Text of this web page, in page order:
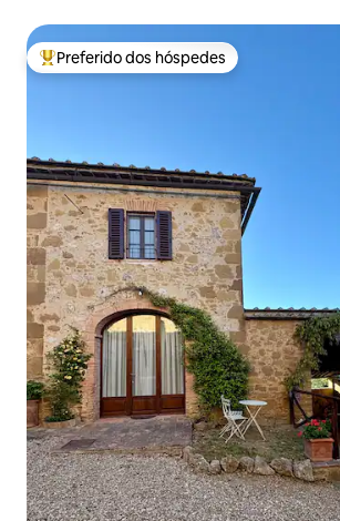
Entre os melhores preferidos dos hóspedes
Preferido dos hóspedes